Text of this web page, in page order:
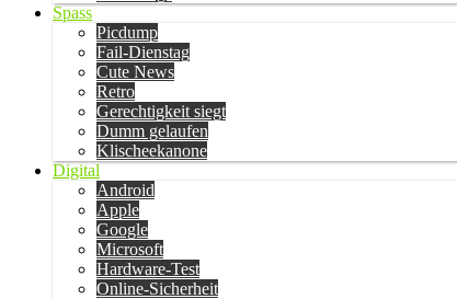
Spass
Picdump
Fail-Dienstag
Cute News
Retro
Gerechtigkeit siegt
Dumm gelaufen
Klischeekanone
Digital
Android
Apple
Google
Microsoft
Hardware-Test
Online-Sicherheit